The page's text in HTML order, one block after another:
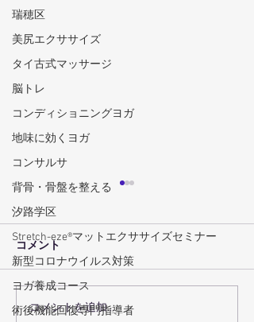
瑞穂区
美尻エクササイズ
タイ古式マッサージ
脳トレ
コンディショニングヨガ
地味に効くヨガ
コンサルサ
背骨・骨盤を整える
汐路学区
Stretch-eze®マットエクササイズセミナー
新型コロナウイルス対策
ヨガ養成コース
術後機能回復専門指導者
術後回復プログラムで術
コメント
コメントを追加…